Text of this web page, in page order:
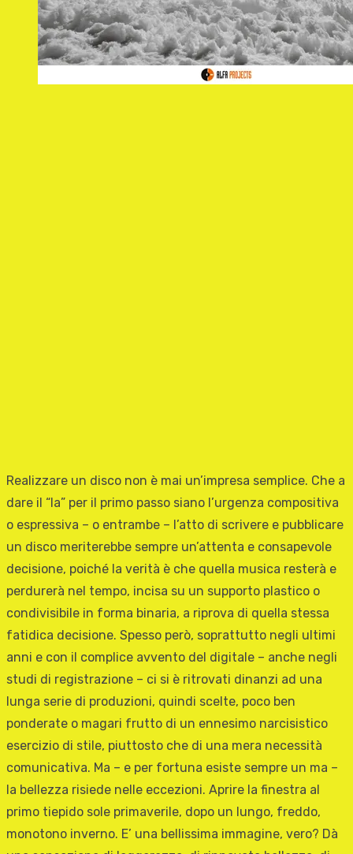
Realizzare un disco non è mai un’impresa semplice. Che a
dare il “la” per il primo passo siano l’urgenza compositiva
o espressiva – o entrambe – l’atto di scrivere e pubblicare
un disco meriterebbe sempre un’attenta e consapevole
decisione, poiché la verità è che quella musica resterà e
perdurerà nel tempo, incisa su un supporto plastico o
condivisibile in forma binaria, a riprova di quella stessa
fatidica decisione. Spesso però, soprattutto negli ultimi
anni e con il complice avvento del digitale – anche negli
studi di registrazione – ci si è ritrovati dinanzi ad una
lunga serie di produzioni, quindi scelte, poco ben
ponderate o magari frutto di un ennesimo narcisistico
esercizio di stile, piuttosto che di una mera necessità
comunicativa. Ma – e per fortuna esiste sempre un ma –
la bellezza risiede nelle eccezioni. Aprire la finestra al
primo tiepido sole primaverile, dopo un lungo, freddo,
monotono inverno. E’ una bellissima immagine, vero? Dà